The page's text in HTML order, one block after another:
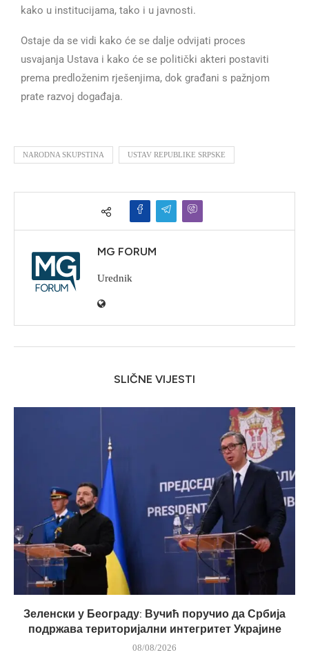
kako u institucijama, tako i u javnosti.
Ostaje da se vidi kako će se dalje odvijati proces
usvajanja Ustava i kako će se politički akteri postaviti
prema predloženim rješenjima, dok građani s pažnjom
prate razvoj događaja.
NARODNA SKUPSTINA USTAV REPUBLIKE SRPSKE
MG FORUM
Urednik
SLIČNE VIJESTI
Зеленски у Београду: Вучић поручио да Србија
подржава територијални интегритет Украјине
08/08/2026